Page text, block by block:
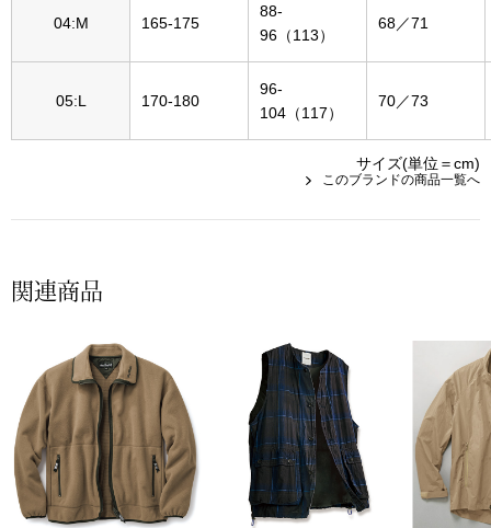
その他
ファッション
帽子
ネクタイ
スカーフ／ス
ベルト
靴下
04:M 165-175
88-
96（113）
68／71
05:L 170-180
96-
104（117）
70／73
サイズ(単位＝cm)
このブランドの商品一覧へ
関連商品